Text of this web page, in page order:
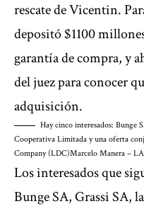
rescate de Vicentin.
depositó $1100
garantía de compra, y
del juez para conocer
adquisición.
Hay cinco interesados: Bunge
Cooperativa Limitada y una oferta
Company (LDC)Marcelo Manera –
Los interesados que
Bunge SA, Grassi SA,